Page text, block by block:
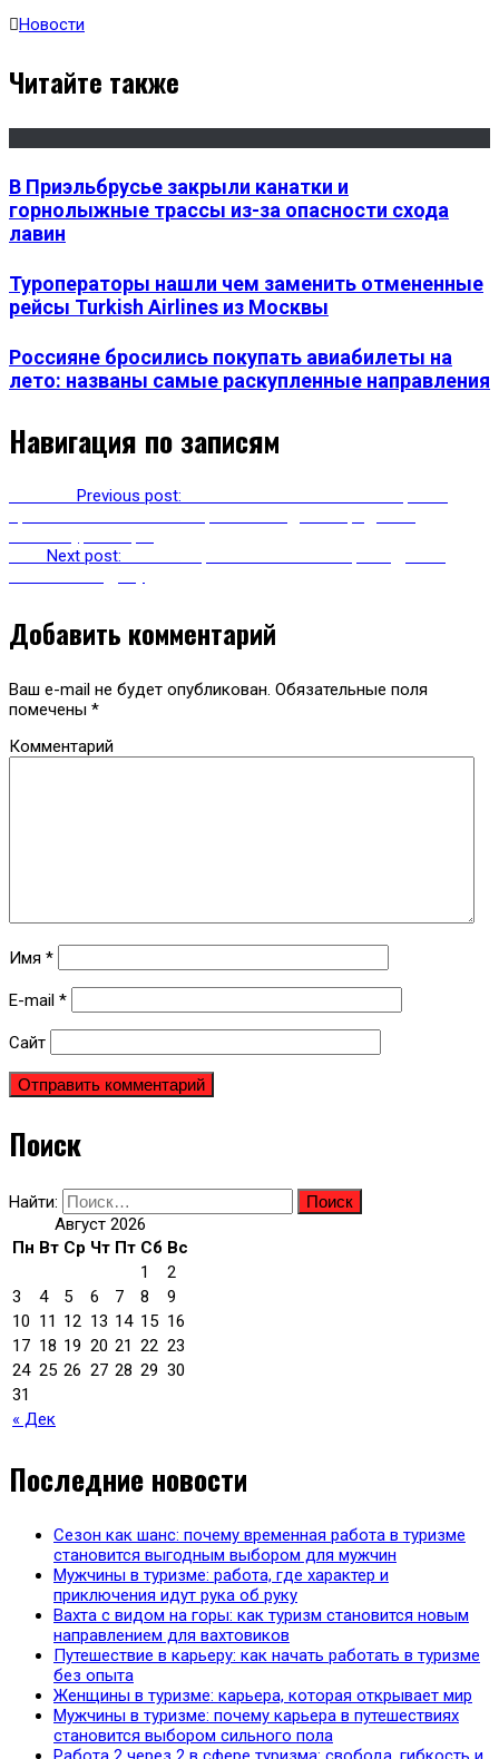
Новости
Читайте также
В Приэльбрусье закрыли канатки и
горнолыжные трассы из-за опасности схода
лавин
Туроператоры нашли чем заменить отмененные
рейсы Turkish Airlines из Москвы
Россияне бросились покупать авиабилеты на
лето: названы самые раскупленные направления
Навигация по записям
Previous post:
Next post:
Добавить комментарий
Ваш e-mail не будет опубликован. Обязательные поля
помечены *
Комментарий
Имя *
E-mail *
Сайт
Поиск
Найти:
Август 2026
Пн Вт Ср Чт Пт Сб Вс
« Дек
1
2
3
4 5 6 7 8
9
10 11 12 13 14 15 16
17 18 19 20 21 22 23
24 25 26 27 28 29 30
31
Последние новости
Сезон как шанс: почему временная работа в туризме
становится выгодным выбором для мужчин
Мужчины в туризме: работа, где характер и
приключения идут рука об руку
Вахта с видом на горы: как туризм становится новым
направлением для вахтовиков
Путешествие в карьеру: как начать работать в туризме
без опыта
Женщины в туризме: карьера, которая открывает мир
Мужчины в туризме: почему карьера в путешествиях
становится выбором сильного пола